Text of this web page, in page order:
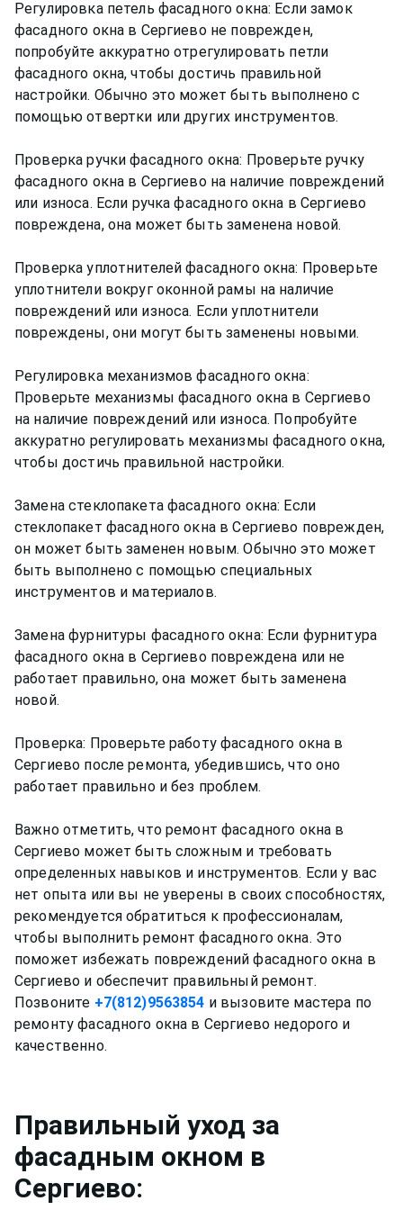
Регулировка петель фасадного окна: Если замок
фасадного окна в Сергиево не поврежден,
попробуйте аккуратно отрегулировать петли
фасадного окна, чтобы достичь правильной
настройки. Обычно это может быть выполнено с
помощью отвертки или других инструментов.
Проверка ручки фасадного окна: Проверьте ручку
фасадного окна в Сергиево на наличие повреждений
или износа. Если ручка фасадного окна в Сергиево
повреждена, она может быть заменена новой.
Проверка уплотнителей фасадного окна: Проверьте
уплотнители вокруг оконной рамы на наличие
повреждений или износа. Если уплотнители
повреждены, они могут быть заменены новыми.
Регулировка механизмов фасадного окна:
Проверьте механизмы фасадного окна в Сергиево
на наличие повреждений или износа. Попробуйте
аккуратно регулировать механизмы фасадного окна,
чтобы достичь правильной настройки.
Замена стеклопакета фасадного окна: Если
стеклопакет фасадного окна в Сергиево поврежден,
он может быть заменен новым. Обычно это может
быть выполнено с помощью специальных
инструментов и материалов.
Замена фурнитуры фасадного окна: Если фурнитура
фасадного окна в Сергиево повреждена или не
работает правильно, она может быть заменена
новой.
Проверка: Проверьте работу фасадного окна в
Сергиево после ремонта, убедившись, что оно
работает правильно и без проблем.
Важно отметить, что ремонт фасадного окна в
Сергиево может быть сложным и требовать
определенных навыков и инструментов. Если у вас
нет опыта или вы не уверены в своих способностях,
рекомендуется обратиться к профессионалам,
чтобы выполнить ремонт фасадного окна. Это
поможет избежать повреждений фасадного окна в
Сергиево и обеспечит правильный ремонт.
Позвоните +7(812)9563854 и вызовите мастера по
ремонту фасадного окна в Сергиево недорого и
Правильный уход за
фасадным окном в
Сергиево: